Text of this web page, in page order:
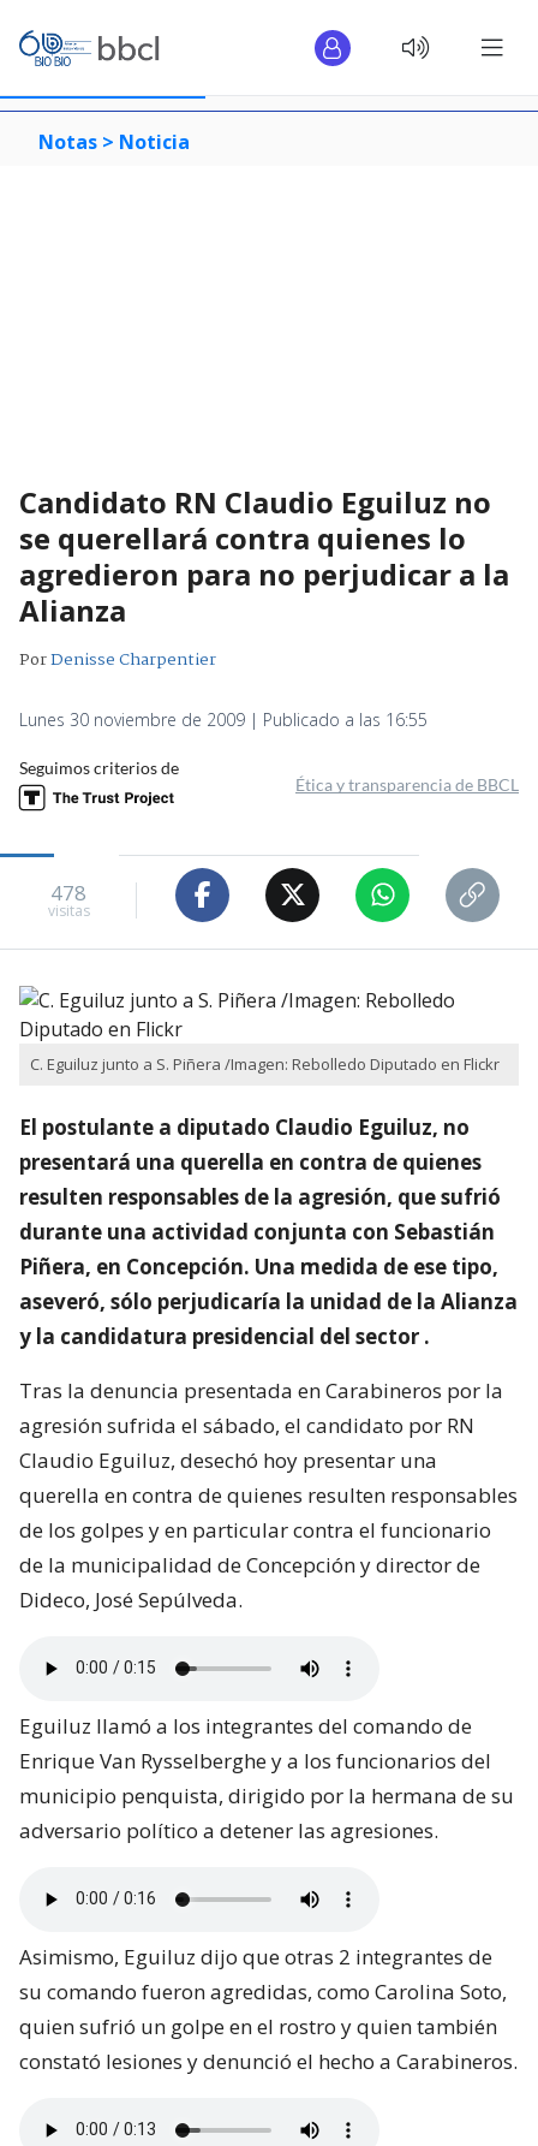
Notas > Noticia
Candidato RN Claudio Eguiluz no
se querellará contra quienes lo
agredieron para no perjudicar a la
Alianza
PorDenisse Charpentier
Lunes 30 noviembre de 2009 | Publicado a las 16:55
Seguimos criterios de
Ética y transparencia de BBCL
478
visitas
C. Eguiluz junto a S. Piñera /Imagen: Rebolledo Diputado en Flickr
El postulante a diputado Claudio Eguiluz, no
presentará una querella en contra de quienes
resulten responsables de la agresión, que sufrió
durante una actividad conjunta con Sebastián
Piñera, en Concepción. Una medida de ese tipo,
aseveró, sólo perjudicaría la unidad de la Alianza
y la candidatura presidencial del sector .
Tras la denuncia presentada en Carabineros por la
agresión sufrida el sábado, el candidato por RN
Claudio Eguiluz, desechó hoy presentar una
querella en contra de quienes resulten responsables
de los golpes y en particular contra el funcionario
de la municipalidad de Concepción y director de
Dideco, José Sepúlveda.
Eguiluz llamó a los integrantes del comando de
Enrique Van Rysselberghe y a los funcionarios del
municipio penquista, dirigido por la hermana de su
adversario político a detener las agresiones.
Asimismo, Eguiluz dijo que otras 2 integrantes de
su comando fueron agredidas, como Carolina Soto,
quien sufrió un golpe en el rostro y quien también
constató lesiones y denunció el hecho a Carabineros.